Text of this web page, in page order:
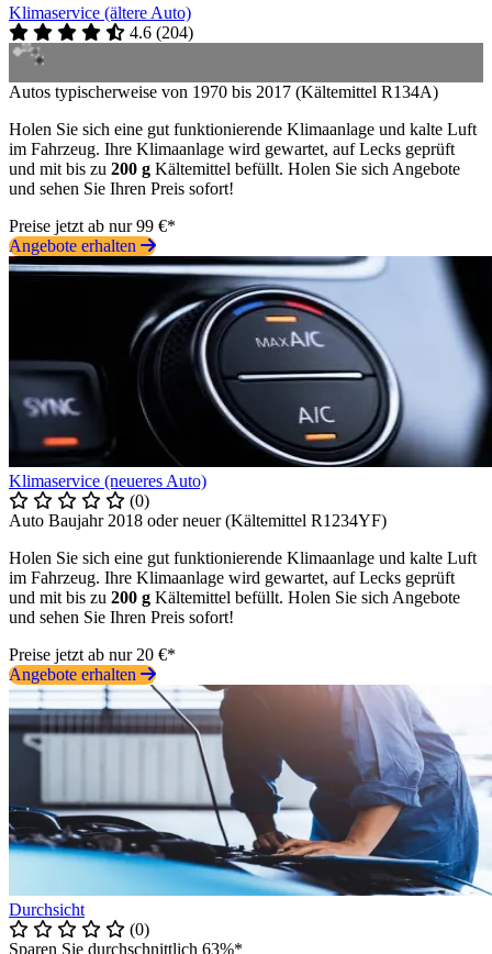
Klimaservice (ältere Auto)
4.6 (204)
Autos typischerweise von 1970 bis 2017 (Kältemittel R134A)
Holen Sie sich eine gut funktionierende Klimaanlage und kalte Luft
im Fahrzeug. Ihre Klimaanlage wird gewartet, auf Lecks geprüft
und mit bis zu 200 g Kältemittel befüllt. Holen Sie sich Angebote
und sehen Sie Ihren Preis sofort!
Preise jetzt ab nur 99 €*
Angebote erhalten
Klimaservice (neueres Auto)
(0)
Auto Baujahr 2018 oder neuer (Kältemittel R1234YF)
Holen Sie sich eine gut funktionierende Klimaanlage und kalte Luft
im Fahrzeug. Ihre Klimaanlage wird gewartet, auf Lecks geprüft
und mit bis zu 200 g Kältemittel befüllt. Holen Sie sich Angebote
und sehen Sie Ihren Preis sofort!
Preise jetzt ab nur 20 €*
Angebote erhalten
Durchsicht
(0)
Sparen Sie durchschnittlich 63%*